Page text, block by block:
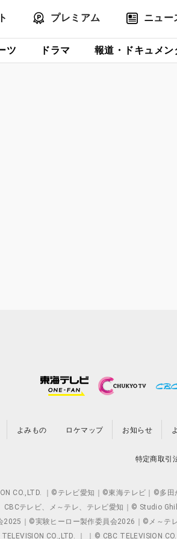
プレミアム ニュー
ツ ドラマ 報道・ドキュメン
よみもの ロケマップ お知らせ
特定商取引
CO.,LTD. ｜©テレビ愛知｜©東海テレビ｜©多
CBCテレビ、メ～テレ、テレビ愛知｜© Studio
｜©実験ヒーロー製作委員会2026｜©メ～テ
CO.,LTD. ｜ ｜© CBC TELEVISION